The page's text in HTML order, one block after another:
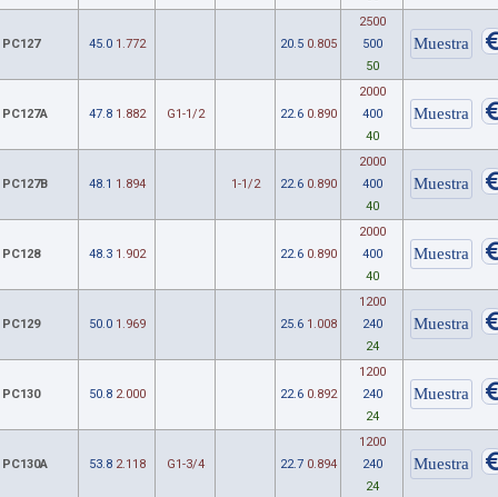
PC127 45.0 1.772 20.5 0.805
2500
500
50
PC127A 47.8 1.882 G1-1/2 22.6 0.890
2000
400
40
PC127B 48.1 1.894 1-1/2 22.6 0.890
2000
400
40
PC128 48.3 1.902 22.6 0.890
2000
400
40
PC129 50.0 1.969 25.6 1.008
1200
240
24
PC130 50.8 2.000 22.6 0.892
1200
240
24
PC130A 53.8 2.118 G1-3/4 22.7 0.894
1200
240
24